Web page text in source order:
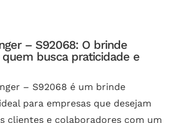
– S92068: O brinde
busca praticidade e
– S92068 é um brinde
para empresas que desejam
clientes e colaboradores com um